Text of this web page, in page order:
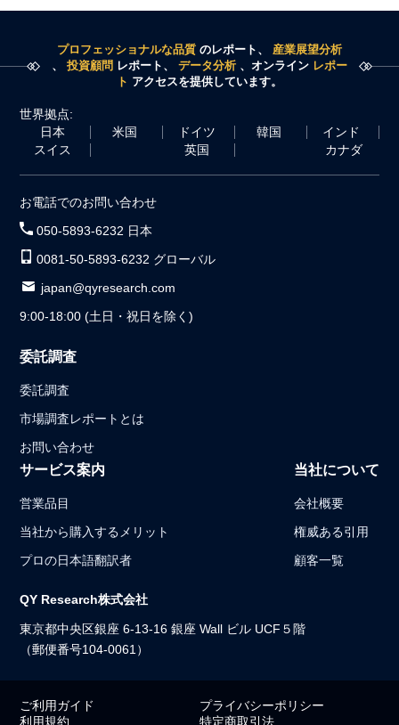
プロフェッショナルな品質 のレポート、 産業展望分析
、 投資顧問 レポート、 データ分析 、オンライン レポー
ト アクセスを提供しています。
世界拠点:
日本
米国 ドイツ 韓国
インド
スイス
英国 カナダ
お電話でのお問い合わせ
050-5893-6232 日本
0081-50-5893-6232 グローバル
japan@qyresearch.com
9:00-18:00 (土日・祝日を除く)
委託調査
委託調査
市場調査レポートとは
お問い合わせ
サービス案内
営業品目
当社から購入するメリット
プロの日本語翻訳者
当社について
会社概要
権威ある引用
顧客一覧
QY Research株式会社
東京都中央区銀座 6-13-16 銀座 Wall ビル UCF５階
（郵便番号104-0061）
ご利用ガイド
プライバシーポリシー
利用規約
特定商取引法